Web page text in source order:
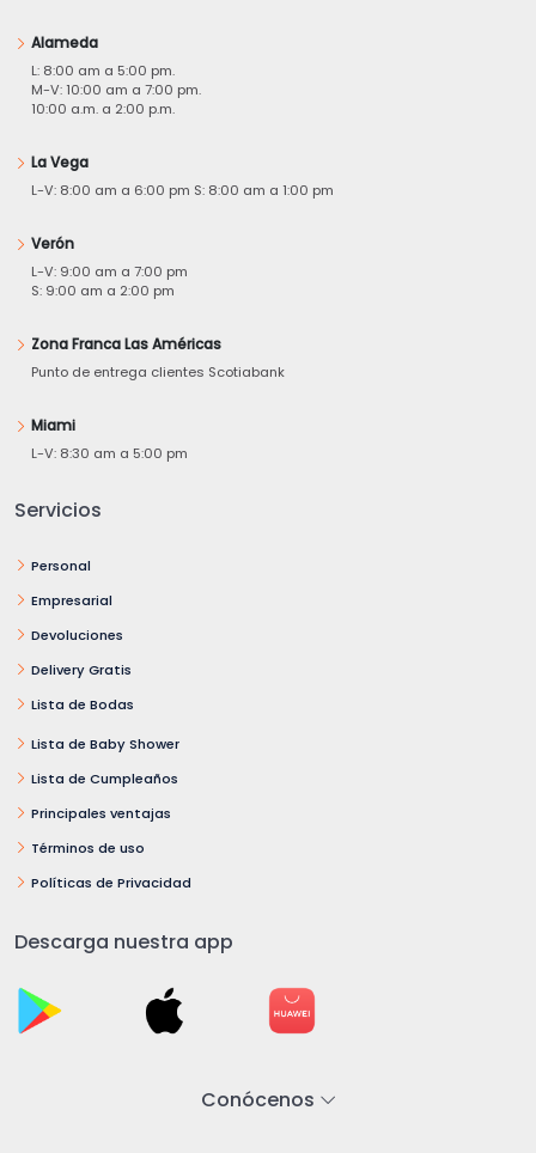
Alameda
L: 8:00 am a 5:00 pm.
M-V: 10:00 am a 7:00 pm.
10:00 a.m. a 2:00 p.m.
La Vega
L-V: 8:00 am a 6:00 pm S: 8:00 am a 1:00 pm
Verón
L-V: 9:00 am a 7:00 pm
S: 9:00 am a 2:00 pm
Zona Franca Las Américas
Punto de entrega clientes Scotiabank
Miami
L-V: 8:30 am a 5:00 pm
Servicios
Personal
Empresarial
Devoluciones
Delivery Gratis
Lista de Bodas
Lista de Baby Shower
Lista de Cumpleaños
Principales ventajas
Términos de uso
Políticas de Privacidad
Descarga nuestra app
Conócenos